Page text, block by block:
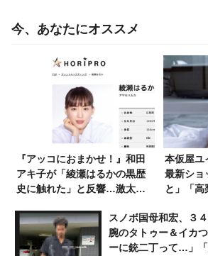
今、あなたにオススメ
『アッコにおまかせ！』和田
アキ子が「綾瀬はるかの黒歴
史に触れた」と反響…激太
本仮屋ユ
最新ショ
と」「高
スノボ国母和宏、３
腕のタトゥー＆イカ
ーに銃二丁って…」